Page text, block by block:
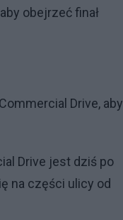
obejrzeć finał
Drive, aby
Drive jest dziś po
na części ulicy od